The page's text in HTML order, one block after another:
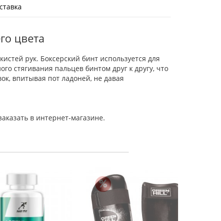
цвета
рук. Боксерский бинт используется для
стягивания пальцев бинтом друг к другу, что
впитывая пот ладоней, не давая
в интернет-магазине.